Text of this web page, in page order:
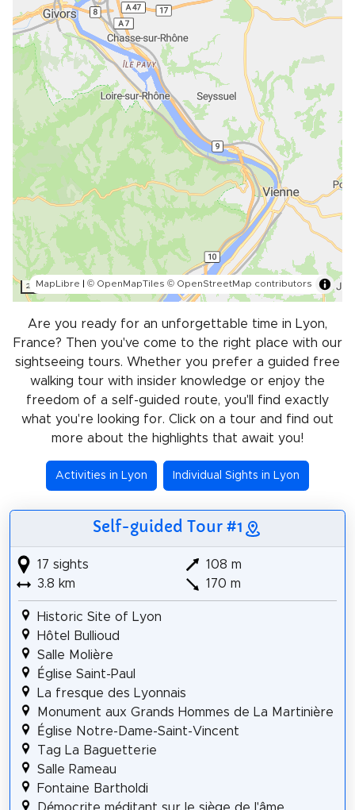
2 kmMapLibre | © OpenMapTiles © OpenStreetMap contributors
Are you ready for an unforgettable time in Lyon,
France? Then you've come to the right place with our
sightseeing tours. Whether you prefer a guided free
walking tour with insider knowledge or enjoy the
freedom of a self-guided route, you'll find exactly
what you're looking for. Click on a tour and find out
more about the highlights that await you!
Activities in Lyon Individual Sights in Lyon
Self-guided Tour #1
17 sights
3.8 km
108 m
170 m
Historic Site of Lyon
Hôtel Bullioud
Salle Molière
Église Saint-Paul
La fresque des Lyonnais
Monument aux Grands Hommes de La Martinière
Église Notre-Dame-Saint-Vincent
Tag La Baguetterie
Salle Rameau
Fontaine Bartholdi